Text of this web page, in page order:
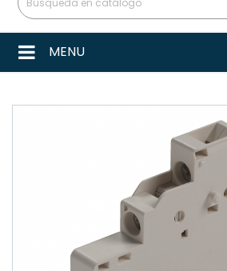
MENU